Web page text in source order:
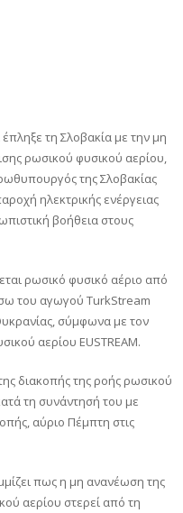
τη Σλοβακία με την μη
ρωσικού φυσικού αερίου,
της Σλοβακίας
ηλεκτρικής ενέργειας
βοήθεια στους
ρωσικό φυσικό αέριο από
του αγωγού TurkStream
σύμφωνα με τον
αερίου EUSTREAM.
διακοπής της ροής ρωσικού
τη συνάντησή του με
αύριο Πέμπτη στις
πως η μη ανανέωση της
αερίου στερεί από τη